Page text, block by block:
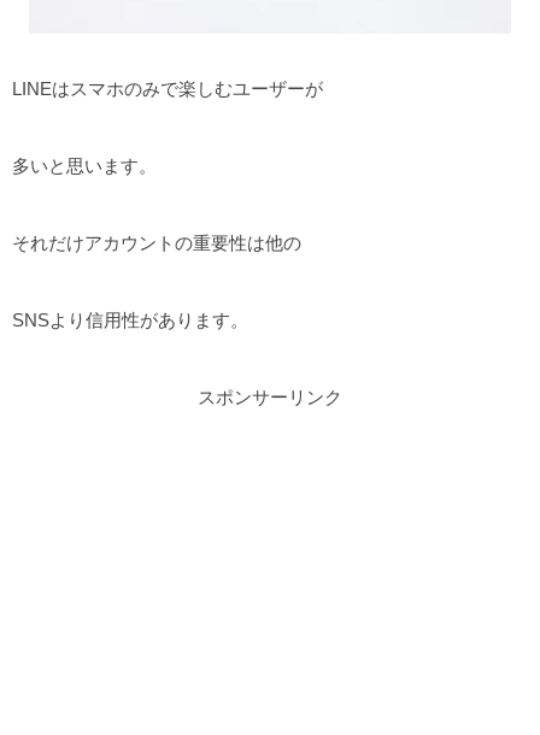
LINEはスマホのみで楽しむユーザーが
多いと思います。
それだけアカウントの重要性は他の
SNSより信用性があります。
スポンサーリンク